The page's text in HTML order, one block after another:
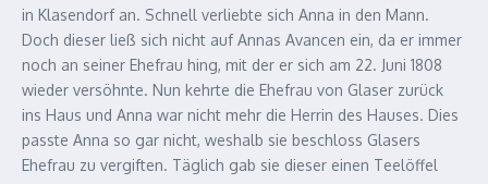
in Klasendorf an. Schnell verliebte sich Anna in den Mann.
Doch dieser ließ sich nicht auf Annas Avancen ein, da er immer
noch an seiner Ehefrau hing, mit der er sich am 22. Juni 1808
wieder versöhnte. Nun kehrte die Ehefrau von Glaser zurück
ins Haus und Anna war nicht mehr die Herrin des Hauses. Dies
passte Anna so gar nicht, weshalb sie beschloss Glasers
Ehefrau zu vergiften. Täglich gab sie dieser einen Teelöffel